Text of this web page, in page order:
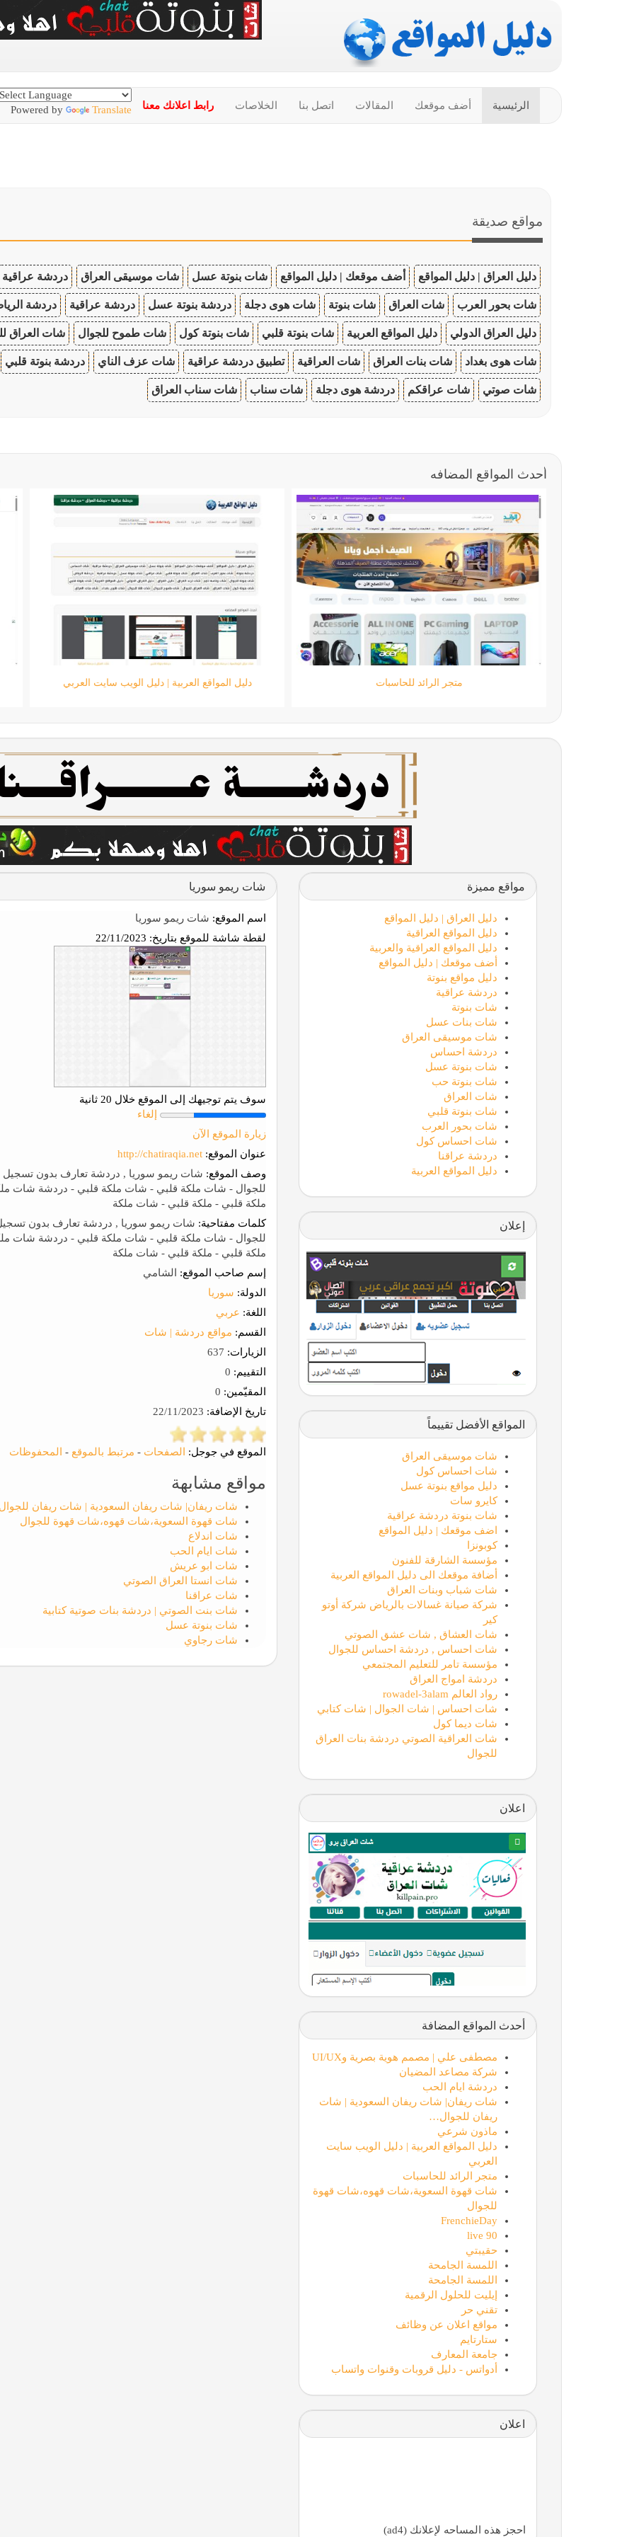
الرئيسية أضف موقعك المقالات اتصل بنا الخلاصات رابط اعلانك معنا Powered by Translate
مواقع صديقة
دليل العراق | دليل المواقع أضف موقعك | دليل المواقع شات بنوتة عسل شات موسيقى العراق دردشة عراقية
شات بحور العرب شات العراق شات بنوتة شات هوى دجلة دردشة بنوتة عسل دردشة عراقية دردشة
دليل العراق الدولي دليل المواقع العربية شات بنوتة قلبي شات بنوتة كول شات طموح للجوال شات العراق
شات هوى بغداد شات بنات العراق شات العراقية تطبيق دردشة عراقية شات عزف الناي دردشة بنوتة قلبي
شات صوتي شات عراقكم دردشة هوى دجلة شات سناب شات سناب العراق
أحدث المواقع المضافه
متجر الرائد للحاسبات شات قهوة السعوية،شات قهوه،شات قهوة للجوال
شات ريمو سوريا
اسم الموقع: شات ريمو سوريا
لقطة شاشة للموقع بتاريخ:
سوف يتم توجيهك إلى الموقع خلال 20 ثانية
إلغاء
زيارة الموقع الآن
عنوان الموقع: http://chatiraqia.net
وصف الموقع: شات ريمو سوريا , دردشة تعارف بدون
للجوال - شات ملكة قلبي - شات ملكة قلبي - دردشة شات
ملكة قلبي - ملكة قلبي - شات ملكة
كلمات مفتاحية: شات ريمو سوريا , دردشة تعارف بدون
للجوال - شات ملكة قلبي - شات ملكة قلبي - دردشة شات
ملكة قلبي - ملكة قلبي - شات ملكة
إسم صاحب الموقع: الشامي
الدولة: سوريا
اللغة: عربي
القسم: مواقع دردشة | شات
الزيارات:
التقييم:
المقيّمين:
تاريخ الإضافة:
الموقع في جوجل: الصفحات - مرتبط بالموقع - المحفوظات
مواقع مشابهة
شات ريفان| شات ريفان السعودية | شات ريفان
شات قهوة السعوية،شات قهوه،شات قهوة للجوال
شات اندلاع
شات ايام الحب
شات ابو عريش
شات انستا العراق الصوتي
شات عراقنا
شات بنت الصوتي | دردشة بنات صوتية كتابية
شات بنوتة عسل
شات رجاوي
مواقع مميزة
دليل العراق | دليل المواقع
دليل المواقع العراقية
دليل المواقع العراقية والعربية
أضف موقعك | دليل المواقع
دليل مواقع بنوتة
دردشة عراقية
شات بنوتة
شات بنات عسل
شات موسيقى العراق
دردشة احساس
شات بنوتة عسل
شات بنوتة حب
شات العراق
شات بنوتة قلبي
شات بحور العرب
شات احساس كول
دردشة عراقنا
دليل المواقع العربية
إعلان
المواقع الأفضل تقييماً
شات موسيقى العراق
شات احساس كول
دليل مواقع بنوتة عسل
كايرو سات
شات بنوتة دردشة عراقية
اضف موقعك | دليل المواقع
كوبونزا
مؤسسة الشارقة للفنون
أضافة موقعك الى دليل المواقع العربية
شات شباب وبنات العراق
شركة صيانة غسالات بالرياض شركة أوتو
كير
شات العشاق , شات عشق الصوتي
شات احساس , دردشة احساس للجوال
مؤسسة تامر للتعليم المجتمعي
دردشة امواج العراق
رواد العالم rowadel-3alam
شات احساس | شات الجوال | شات كتابي
شات ديما كول
شات العراقية الصوتي دردشة بنات العراق
للجوال
اعلان
أحدث المواقع المضافة
مصطفى علي | مصمم هوية بصرية وUI/UX
شركة مصاعد المضيان
دردشة ايام الحب
شات ريفان| شات ريفان السعودية | شات
ريفان للجوال…
ماذون شرعي
دليل المواقع العربية | دليل الويب سايت
العربي
متجر الرائد للحاسبات
شات قهوة السعوية،شات قهوه،شات قهوة
للجوال
FrenchieDay
90 live
حقيبتي
اللمسة الجامحة
اللمسة الجامحة
إيليت للحلول الرقمية
تقني حر
مواقع اعلان عن وظائف
ستارتايم
جامعة المعارف
أدواتس - دليل قروبات وقنوات واتساب
اعلان
احجز هذه المساحه لإعلانك (ad4)